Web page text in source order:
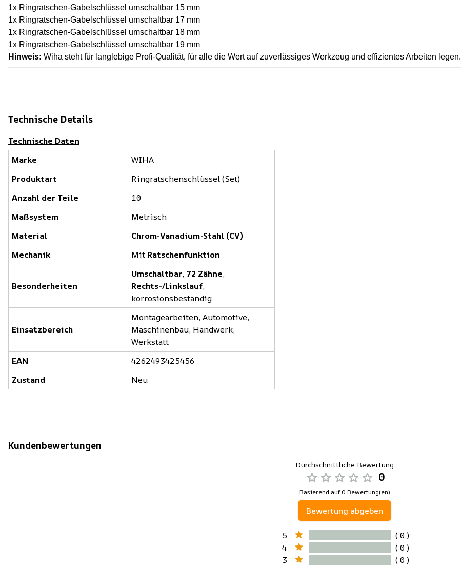
1x Ringratschen-Gabelschlüssel umschaltbar 15 mm
1x Ringratschen-Gabelschlüssel umschaltbar 17 mm
1x Ringratschen-Gabelschlüssel umschaltbar 18 mm
1x Ringratschen-Gabelschlüssel umschaltbar 19 mm
Hinweis: Wiha steht für langlebige Profi-Qualität, für alle die Wert auf zuverlässiges Werkzeug und effizientes Arbeiten legen.
Technische Details
Technische Daten
Marke
WIHA
Produktart
Ringratschenschlüssel (Set)
Anzahl der Teile
10
Maßsystem
Metrisch
Material
Chrom-Vanadium-Stahl (CV)
Mechanik
MitRatschenfunktion
Besonderheiten
Umschaltbar, 72 Zähne,
Rechts-/Linkslauf,
korrosionsbeständig
Einsatzbereich
Montagearbeiten, Automotive,
Maschinenbau, Handwerk,
Werkstatt
EAN
4262493425456
Zustand
Neu
Kundenbewertungen
Durchschnittliche Bewertung
0
Basierend auf 0 Bewertung(en)
Bewertung abgeben
5
( 0 )
4
( 0 )
3
( 0 )